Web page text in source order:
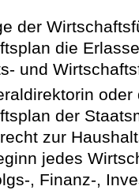
der
die
und
der
zur
jedes
, Finanz-,